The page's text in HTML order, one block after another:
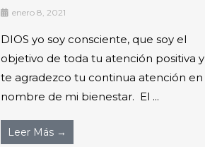
enero 8, 2021
DIOS yo soy consciente, que soy el
objetivo de toda tu atención positiva y
te agradezco tu continua atención en
nombre de mi bienestar. El ...
Leer Más →